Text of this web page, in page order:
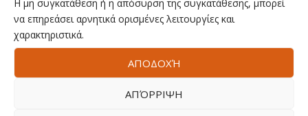
Η μη συγκατάθεση ή η απόσυρση της συγκατάθεσης, μπορεί
να επηρεάσει αρνητικά ορισμένες λειτουργίες και
χαρακτηριστικά.
ΑΠΟΔΟΧΉ
ΑΠΌΡΡΙΨΗ